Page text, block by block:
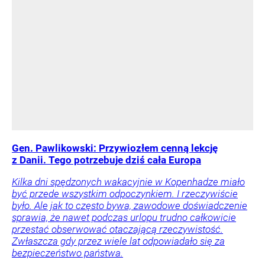
Gen. Pawlikowski: Przywiozłem cenną lekcję
z Danii. Tego potrzebuje dziś cała Europa
Kilka dni spędzonych wakacyjnie w Kopenhadze miało
być przede wszystkim odpoczynkiem. I rzeczywiście
było. Ale jak to często bywa, zawodowe doświadczenie
sprawia, że nawet podczas urlopu trudno całkowicie
przestać obserwować otaczającą rzeczywistość.
Zwłaszcza gdy przez wiele lat odpowiadało się za
bezpieczeństwo państwa.